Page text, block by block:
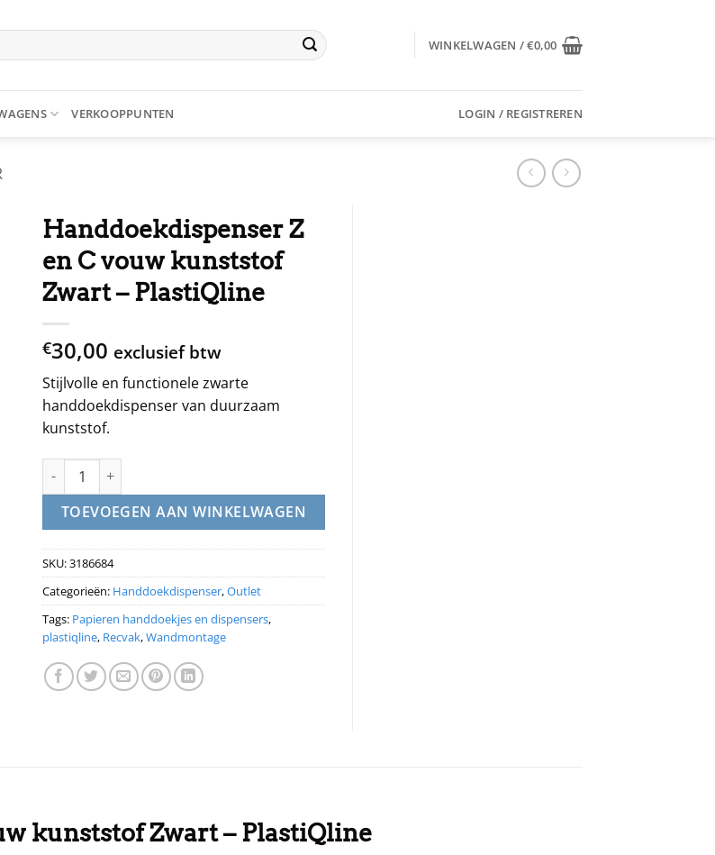
WINKELWAGEN /€0,00
VERKOOPPUNTEN LOGIN / REGISTREREN
Handdoekdispenser Z
en C vouw kunststof
Zwart – PlastiQline
€30,00 exclusief btw
Stijlvolle en functionele zwarte
handdoekdispenser van duurzaam
kunststof.
Handdoekdispenser Z en C vouw kunststof Zwart - PlastiQline aantal
TOEVOEGEN AAN WINKELWAGEN
SKU:3186684
Categorieën: Handdoekdispenser,Outlet
Tags: Papieren handdoekjes en dispensers,
plastiqline, Recvak,Wandmontage
kunststof Zwart – PlastiQline